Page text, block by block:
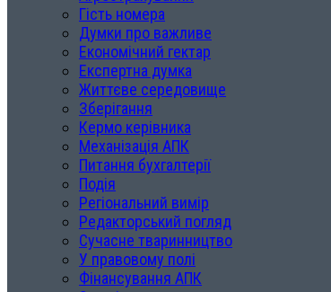
Гість номера
Думки про важливе
Економічний гектар
Експертна думка
Життєве середовище
Зберігання
Кермо керівника
Механізація АПК
Питання бухгалтерії
Подія
Регіональний вимір
Редакторський погляд
Сучасне тваринництво
У правовому полі
Фінансування АПК